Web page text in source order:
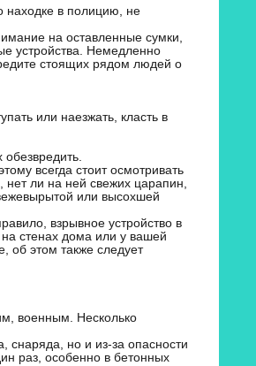
находке в полицию, не
на оставленные сумки,
устройства. Немедленно
стоящих рядом людей о
или наезжать, класть в
всегда стоит осмотривать
ли на ней свежих царапин,
или высохшей
взрывное устройство в
стенах дома или у вашей
об этом также следует
военным. Несколько
снаряда, но и из-за опасности
раз, особенно в бетонных